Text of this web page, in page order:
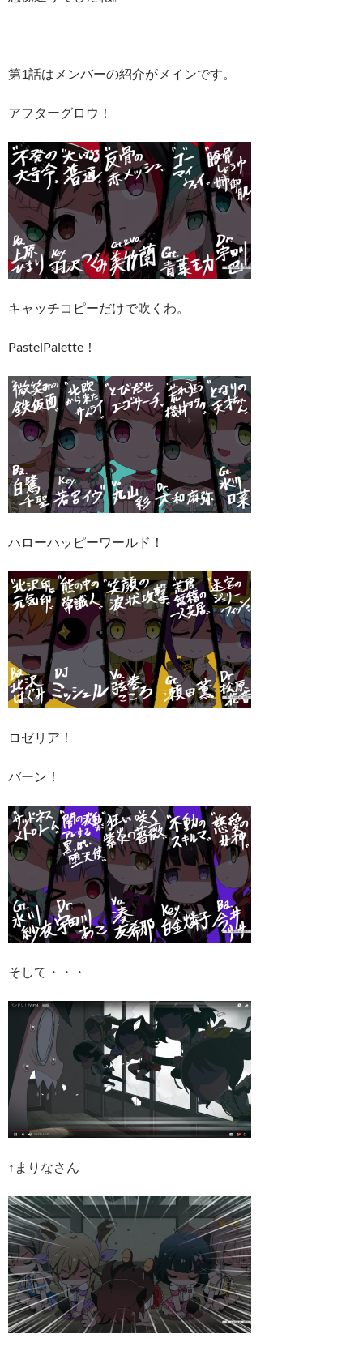
第1話はメンバーの紹介がメインです。
アフターグロウ！
キャッチコピーだけで吹くわ。
PastelPalette！
ハローハッピーワールド！
ロゼリア！
バーン！
そして・・・
↑まりなさん